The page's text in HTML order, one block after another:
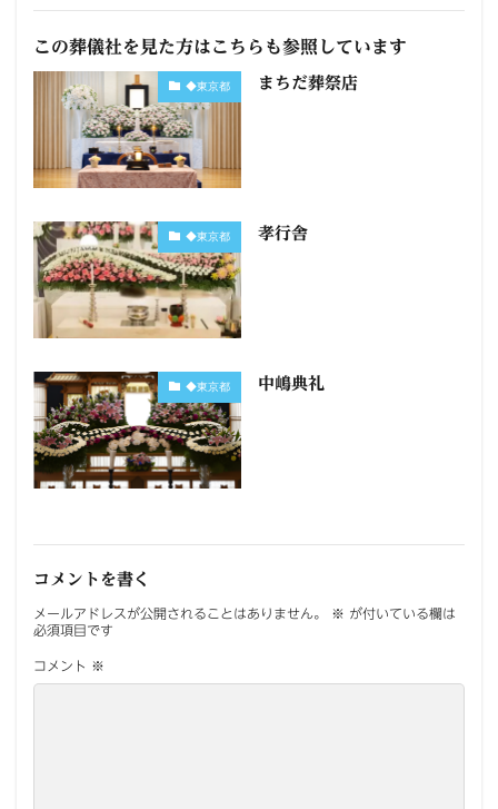
この葬儀社を見た方はこちらも参照しています
◆東京都 まちだ葬祭店
◆東京都 孝行舎
◆東京都 中嶋典礼
コメントを書く
メールアドレスが公開されることはありません。 ※ が付いている欄は
必須項目です
コメント ※